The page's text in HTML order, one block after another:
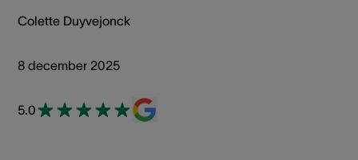
Colette Duyvejonck
8 december 2025
5.0